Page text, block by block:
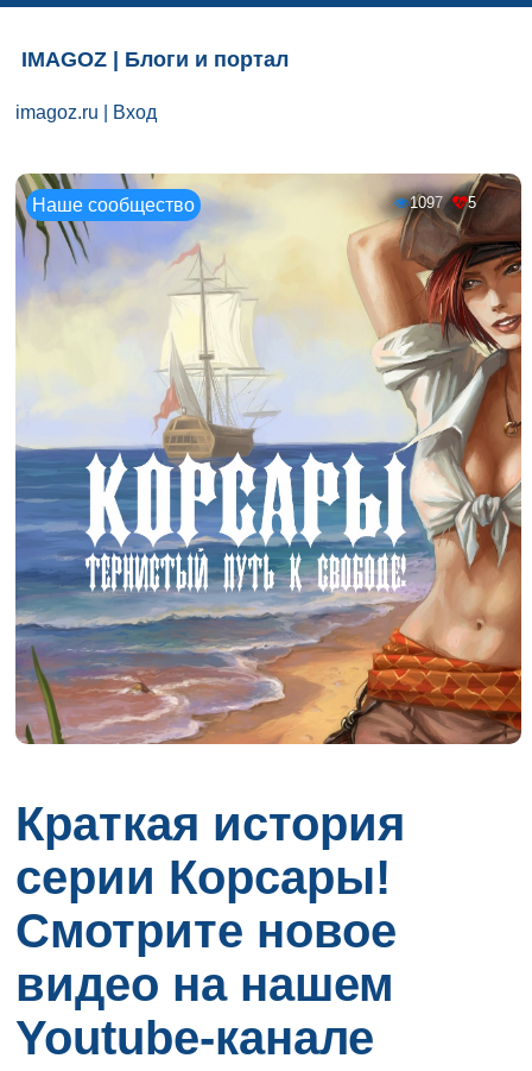
IMAGOZ | Блоги и портал
imagoz.ru Вход
Наше сообщество 1097 5
Краткая история
серии Корсары!
Смотрите новое
видео на нашем
Youtube-канале